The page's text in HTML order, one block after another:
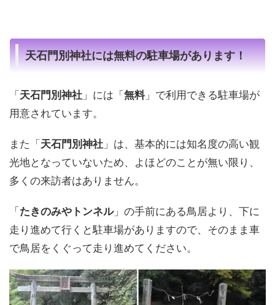
天石門別神社には無料の駐車場があります！
「天石門別神社 」には「無料」で利用できる駐車場が
用意されています。
また「天石門別神社 」は、基本的には知名度の高い観
光地となっていないため、よほどのことが無い限り、
多くの来訪者はありません。
「たきのみやトンネル」の手前にある鳥居より、下に
走り進めて行くと駐車場がありますので、そのまま車
で鳥居をくぐって走り進めてください。